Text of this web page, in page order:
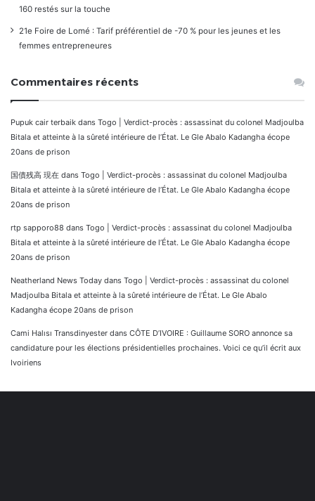
160 restés sur la touche
21e Foire de Lomé : Tarif préférentiel de -70 % pour les jeunes et les
femmes entrepreneures
Commentaires récents
Pupuk cair terbaik dans Togo | Verdict-procès : assassinat du colonel Madjoulba
Bitala et atteinte à la sûreté intérieure de l’État. Le Gle Abalo Kadangha écope
20ans de prison
国債残高 現在 dans Togo | Verdict-procès : assassinat du colonel Madjoulba
Bitala et atteinte à la sûreté intérieure de l’État. Le Gle Abalo Kadangha écope
20ans de prison
rtp sapporo88 dans Togo | Verdict-procès : assassinat du colonel Madjoulba
Bitala et atteinte à la sûreté intérieure de l’État. Le Gle Abalo Kadangha écope
20ans de prison
Neatherland News Today dans Togo | Verdict-procès : assassinat du colonel
Madjoulba Bitala et atteinte à la sûreté intérieure de l’État. Le Gle Abalo
Kadangha écope 20ans de prison
Cami Halısı Transdinyester dans CÔTE D’IVOIRE : Guillaume SORO annonce sa
candidature pour les élections présidentielles prochaines. Voici ce qu’il écrit aux
Ivoiriens